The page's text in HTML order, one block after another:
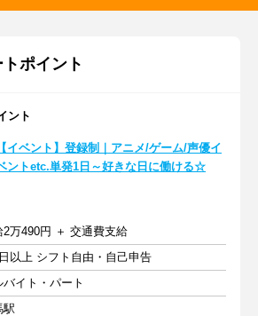
ポイント
ント
【イベント】登録制｜アニメ/ゲーム/声優イ
ントetc.単発1日～好きな日に働ける☆
2万490円 ＋ 交通費支給
以上 シフト自由・自己申告
バイト・パート
駅